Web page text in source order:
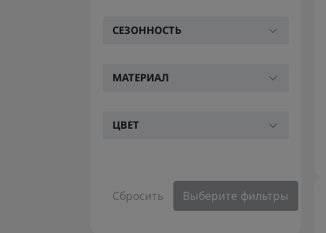
СЕЗОННОСТЬ
МАТЕРИАЛ
ЦВЕТ
Сбросить Выберите фильтры